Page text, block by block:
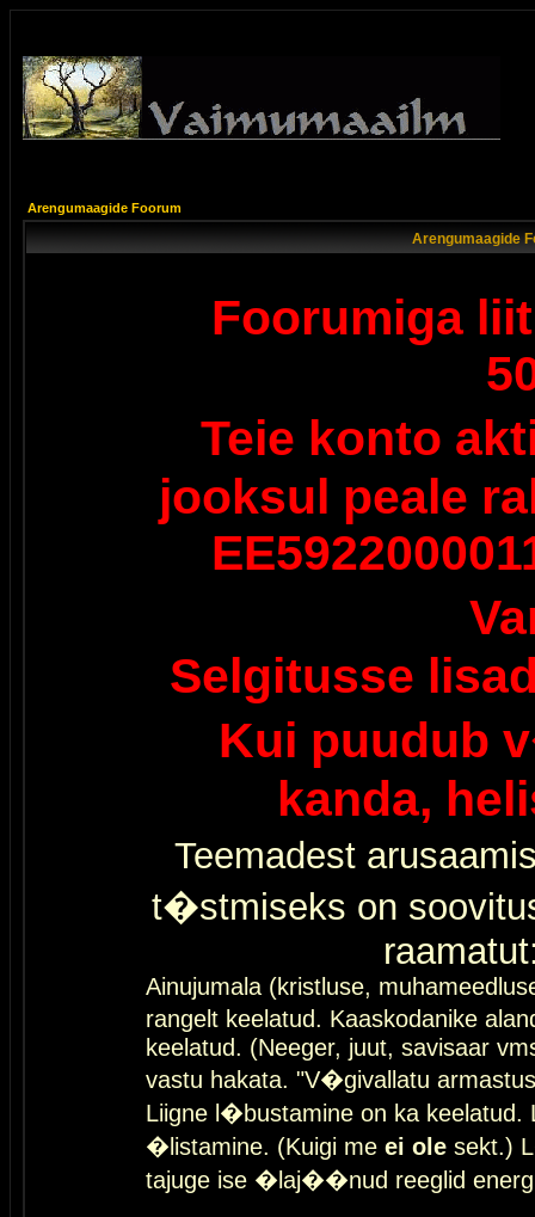
Arengumaagide Foorum
Arengumaagide
Foorumiga
Teie konto
jooksul peale
Selgitusse
Kui puudub
kanda,
Teemadest
t�stmiseks on
Ainujumala (kristluse,
rangelt keelatud. Kaaskodanike
keelatud. (Neeger, juut, savisaar
vastu hakata. "V�givallatu
Liigne l�bustamine on ka keelatud.
�listamine. (Kuigi me ei ole sekt.)
tajuge ise �laj��nud reeglid